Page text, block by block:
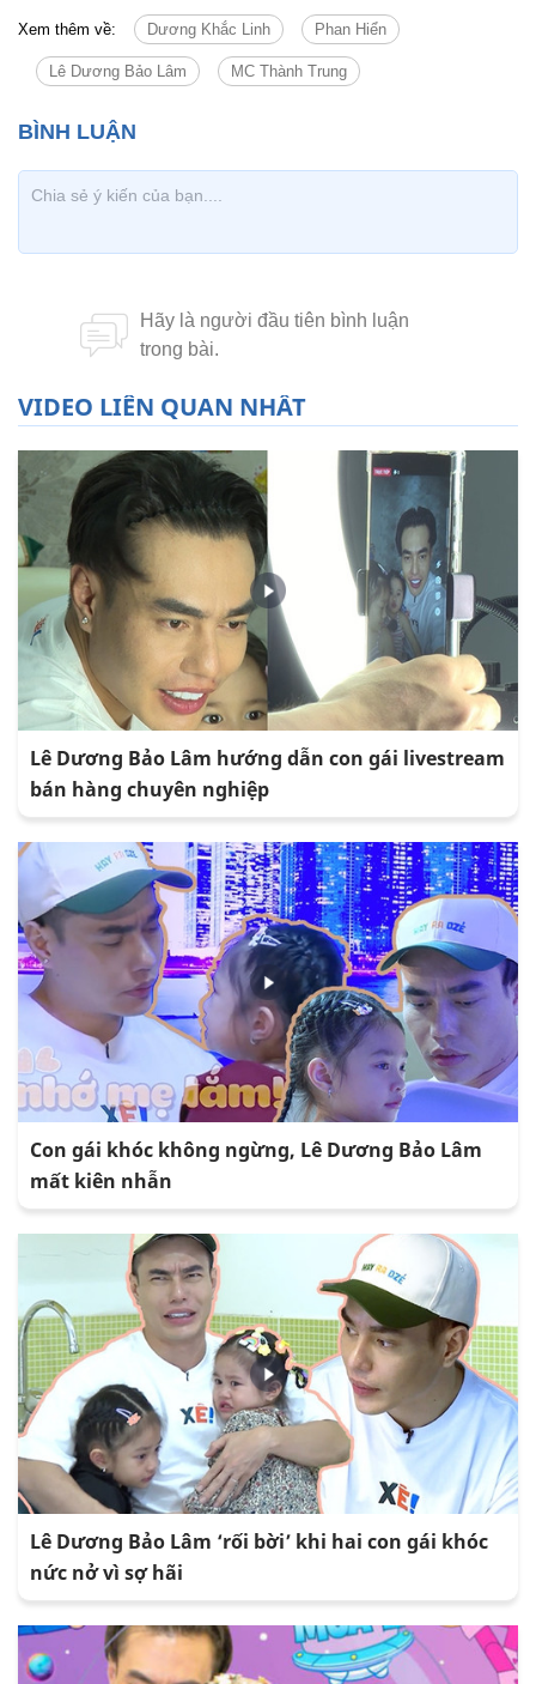
Xem thêm về: Dương Khắc Linh Phan Hiển
Lê Dương Bảo Lâm MC Thành Trung
VIDEO LIÊN QUAN NHẤT
Lê Dương Bảo Lâm hướng dẫn con gái livestream
bán hàng chuyên nghiệp
Con gái khóc không ngừng, Lê Dương Bảo Lâm
mất kiên nhẫn
Lê Dương Bảo Lâm ‘rối bời’ khi hai con gái khóc
nức nở vì sợ hãi